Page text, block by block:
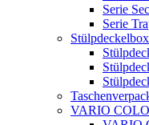
Serie
Serie
VARIO